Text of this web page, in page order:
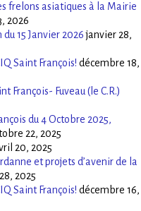
frelons asiatiques à la Mairie
2026
15 Janvier 2026 janvier 28,
Saint François! décembre 18,
François- Fuveau (le C.R.)
du 4 Octobre 2025,
22, 2025
20, 2025
et projets d’avenir de la
2025
Saint François! décembre 16,